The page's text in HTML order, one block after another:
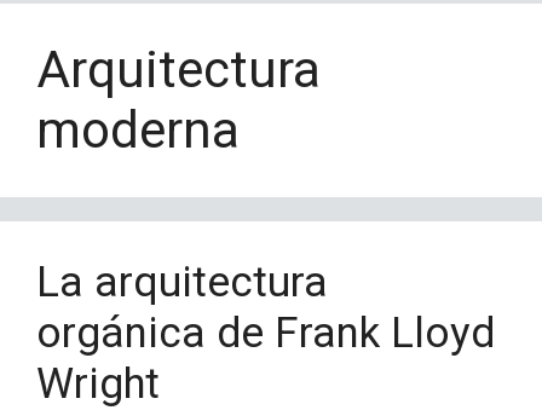
Arquitectura
moderna
La arquitectura
orgánica de Frank Lloyd
Wright